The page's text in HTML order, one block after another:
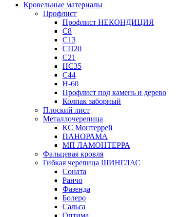
Кровельные материалы
Профлист
Профлист НЕКОНДИЦИЯ
С8
С13
СП20
С21
НС35
С44
Н-60
Профлист под камень и дерево
Колпак заборный
Плоский лист
Металлочерепица
КС Монтеррей
ПАНОРАМА
МП ЛАМОНТЕРРА
Фальцевая кровля
Гибкая черепица ШИНГЛАС
Соната
Ранчо
Фазенда
Болеро
Сальса
Оптима